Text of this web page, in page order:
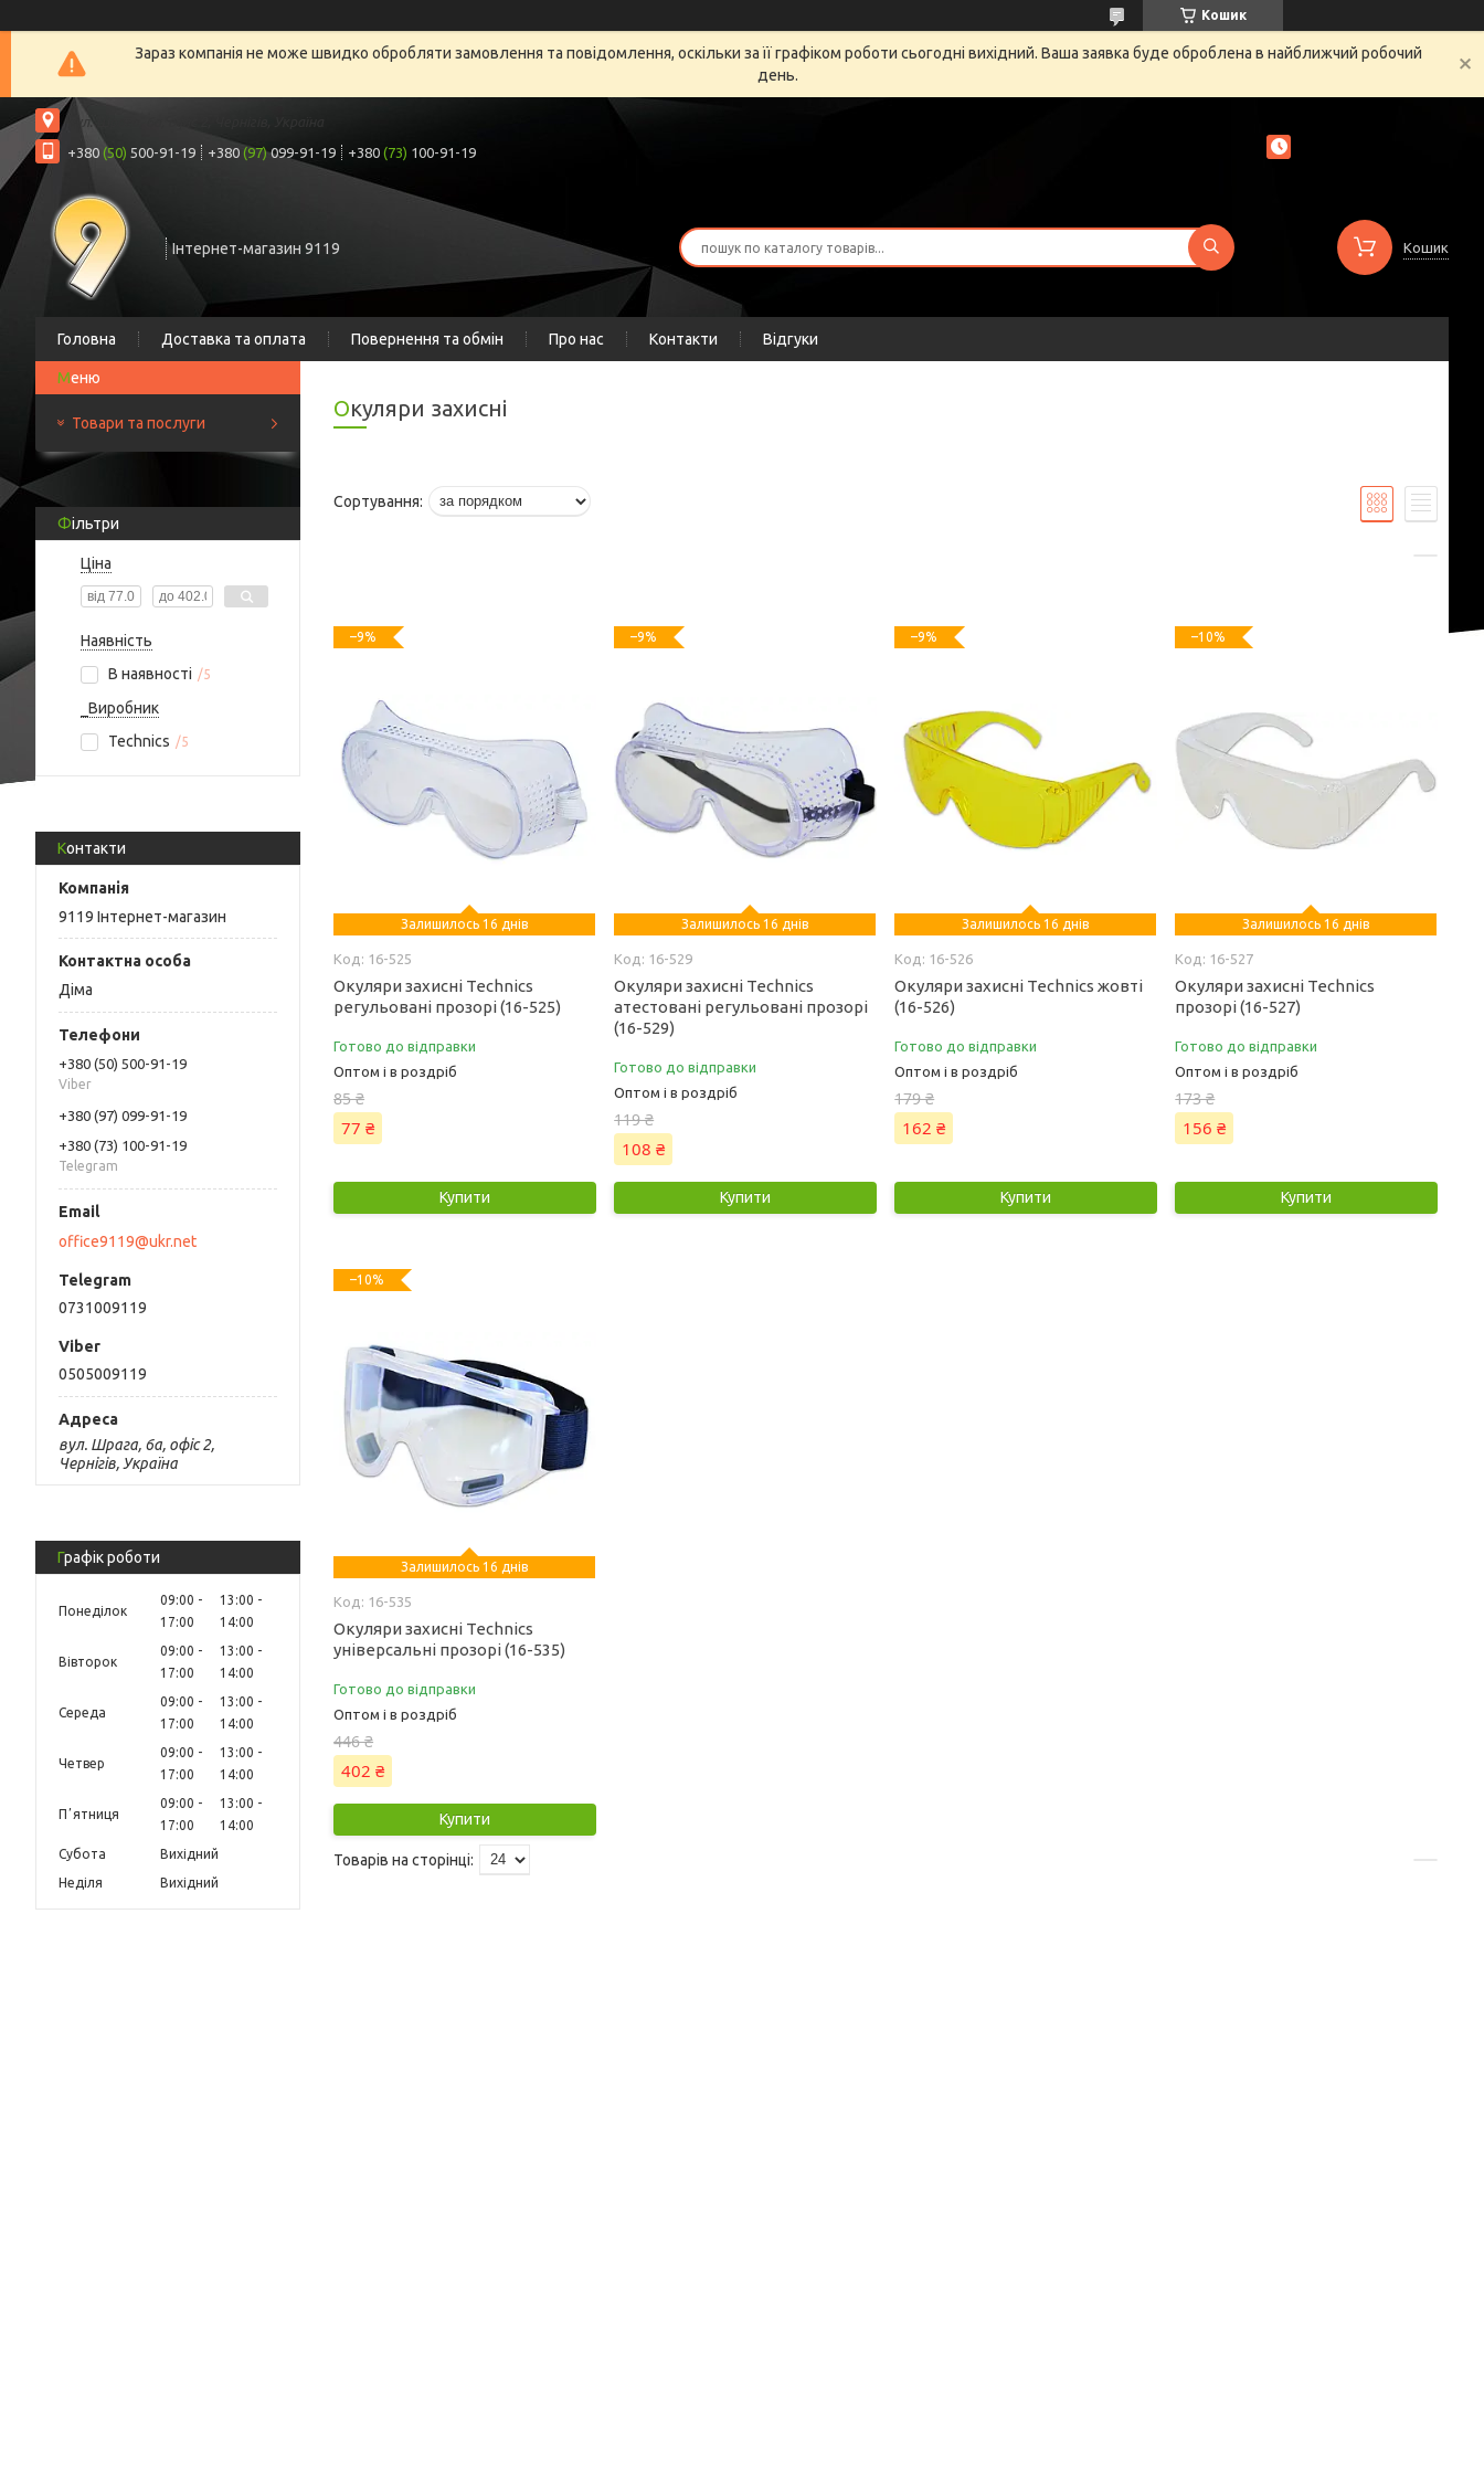
Кошик
Зараз компанія не може швидко обробляти замовлення та повідомлення, оскільки за її графіком роботи сьогодні вихідний. Ваша заявка буде оброблена в найближчий робочий
день.
вул. Шрага, 6а, офіс 2, Чернігів, Україна
+380 (50) 500-91-19 +380 (97)099-91-19 +380 (73) 100-91-19
Інтернет-магазин 9119 Кошик
Головна Доставка та оплата Повернення та обмін Про нас Контакти Відгуки
Товари та послуги
Фільтри
Ціна
Наявність
В наявності
5
_Виробник
Technics
5
Контакти
9119 Інтернет-магазин
Діма
+380 (50) 500-91-19
Viber
+380 (97) 099-91-19
+380 (73) 100-91-19
Telegram
office9119@ukr.net
0731009119
0505009119
вул. Шрага, 6а, офіс 2,
Чернігів, Україна
Графік роботи
Понеділок
09:00
17:00
13:00
14:00
Вівторок
09:00
17:00
13:00
14:00
Середа
09:00
17:00
13:00
14:00
Четвер
09:00
17:00
13:00
14:00
Пʼятниця
09:00
17:00
13:00
14:00
Субота
Вихідний
Неділя
Вихідний
Окуляри захисні
–9%
Залишилось 16 днів
16-525
Окуляри захисні Technics
регульовані прозорі (16-525)
Готово до відправки
Оптом і в роздріб
85 ₴
77 ₴
Купити
–9%
Залишилось 16 днів
16-529
Окуляри захисні Technics
атестовані регульовані прозорі
(16-529)
Готово до відправки
Оптом і в роздріб
119 ₴
108 ₴
Купити
–9%
Залишилось 16 днів
16-526
Окуляри захисні Technics жовті
(16-526)
Готово до відправки
Оптом і в роздріб
179 ₴
162 ₴
Купити
–10%
Залишилось 16 днів
16-527
Окуляри захисні Technics
прозорі (16-527)
Готово до відправки
Оптом і в роздріб
173 ₴
156 ₴
Купити
–10%
Залишилось 16 днів
16-535
Окуляри захисні Technics
універсальні прозорі (16-535)
Готово до відправки
Оптом і в роздріб
446 ₴
402 ₴
Купити